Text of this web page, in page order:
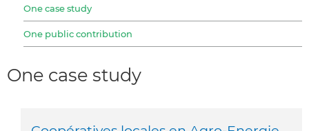
One case study
One public contribution
One case study